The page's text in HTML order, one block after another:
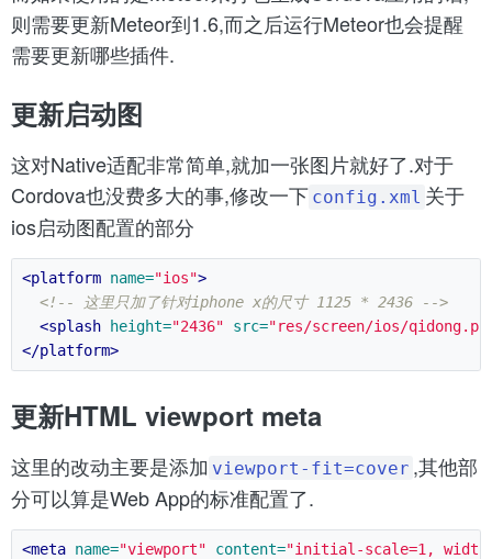
则需要更新Meteor到1.6,而之后运行Meteor也会提醒
需要更新哪些插件.
更新启动图
这对Native适配非常简单,就加一张图片就好了.对于
Cordova也没费多大的事,修改一下 config.xml 关于
ios启动图配置的部分
<platform name="ios">
<!-- 这里只加了针对iphone x的尺寸 1125 * 2436 -->
<splash
height="2436" src="res/screen/ios/
</platform>
更新HTML viewport meta
这里的改动主要是添加 viewport-fit=cover ,其他部
分可以算是Web App的标准配置了.
<meta name="viewport" content="initial-scale=1,